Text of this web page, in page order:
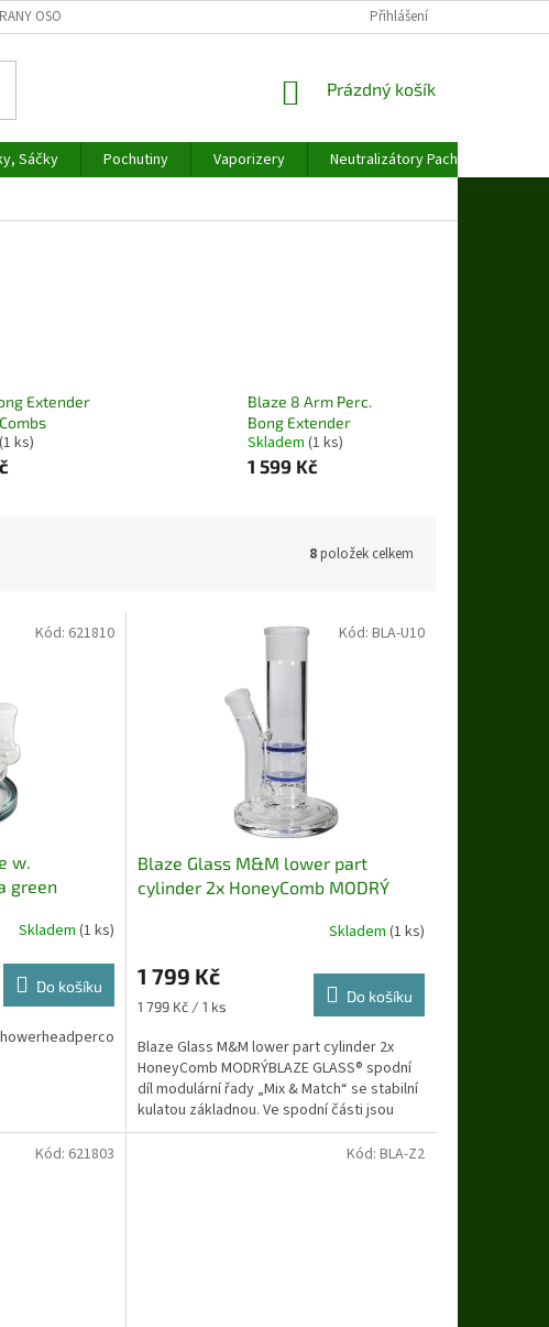
OSOBNÍCH ÚDAJŮ Přihlášení
NÁKUPNÍ
Prázdný košík
Sáčky Pochutiny Vaporizery Neutralizátory Pachu
Extender
(1 ks)
Blaze 8 Arm Perc.
Bong Extender
Skladem (1 ks)
1 599 Kč
8položek celkem
w.
green
Skladem (1 ks)
Do košíku
Kód: 621810
Blaze Glass M&M lower part
cylinder 2x HoneyComb MODRÝ
produktu
je
5,0
z
5
hvězdiček.
Skladem (1 ks)
1 799 Kč
Měrná
1 799 Kč / 1 ks
Do košíku
Blaze Glass M&M lower part cylinder 2x
HoneyComb MODRÝBLAZE GLASS® spodní
díl modulární řady „Mix & Match“ se stabilní
kulatou základnou. Ve spodní části jsou
zabudovány...
Kód: BLA-U10
Kód: 621803 Kód: BLA-Z2